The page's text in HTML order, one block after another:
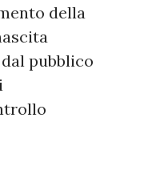
della
pubblico